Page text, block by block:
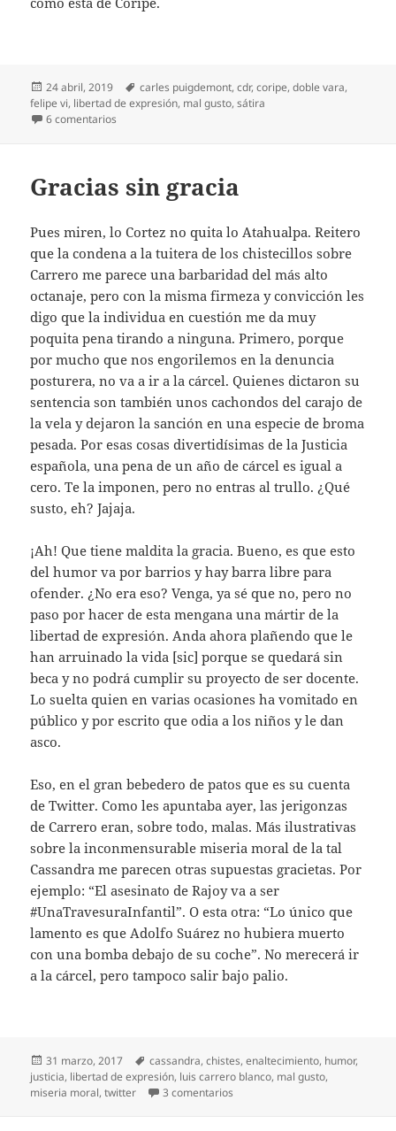
Publicado
el
24 abril, 2019 Etiquetas
carles puigdemont,cdr,coripe,doble vara,
felipe vi, libertad de expresión, mal gusto,sátira
6 comentarios
Gracias sin gracia
Pues miren, lo Cortez no quita lo Atahualpa. Reitero
que la condena a la tuitera de los chistecillos sobre
Carrero me parece una barbaridad del más alto
octanaje, pero con la misma firmeza y convicción les
digo que la individua en cuestión me da muy
poquita pena tirando a ninguna. Primero, porque
por mucho que nos engorilemos en la denuncia
posturera, no va a ir a la cárcel. Quienes dictaron su
sentencia son también unos cachondos del carajo de
la vela y dejaron la sanción en una especie de broma
pesada. Por esas cosas divertidísimas de la Justicia
española, una pena de un año de cárcel es igual a
cero. Te la imponen, pero no entras al trullo. ¿Qué
susto, eh? Jajaja.
¡Ah! Que tiene maldita la gracia. Bueno, es que esto
del humor va por barrios y hay barra libre para
ofender. ¿No era eso? Venga, ya sé que no, pero no
paso por hacer de esta mengana una mártir de la
libertad de expresión. Anda ahora plañendo que le
han arruinado la vida [sic] porque se quedará sin
beca y no podrá cumplir su proyecto de ser docente.
Lo suelta quien en varias ocasiones ha vomitado en
público y por escrito que odia a los niños y le dan
asco.
Eso, en el gran bebedero de patos que es su cuenta
de Twitter. Como les apuntaba ayer, las jerigonzas
de Carrero eran, sobre todo, malas. Más ilustrativas
sobre la inconmensurable miseria moral de la tal
Cassandra me parecen otras supuestas gracietas. Por
ejemplo: “El asesinato de Rajoy va a ser
#UnaTravesuraInfantil”. O esta otra: “Lo único que
lamento es que Adolfo Suárez no hubiera muerto
con una bomba debajo de su coche”. No merecerá ir
a la cárcel, pero tampoco salir bajo palio.
Publicado
el
31 marzo, 2017 Etiquetas
cassandra,chistes,enaltecimiento, humor,
justicia, libertad de expresión, luis carrero blanco, mal gusto,
miseria moral,twitter 3 comentarios